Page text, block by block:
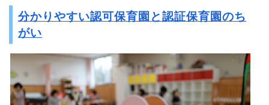
分かりやすい認可保育園と認証保育園のち
がい